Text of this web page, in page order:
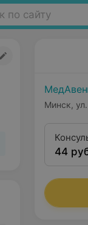
по сайту
Минск,
44